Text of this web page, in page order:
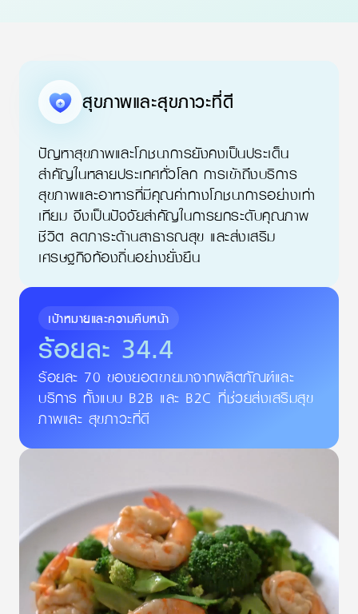
สุขภาพและสุขภาวะที่ดี
ปัญหาสุขภาพและโภชนาการยังคงเป็นประเด็น
สำคัญในหลายประเทศทั่วโลก การเข้าถึงบริการ
สุขภาพและอาหารที่มีคุณค่าทางโภชนาการอย่างเท่า
เทียม จึงเป็นปัจจัยสำคัญในการยกระดับคุณภาพ
ชีวิต ลดภาระด้านสาธารณสุข และส่งเสริม
เศรษฐกิจท้องถิ่นอย่างยั่งยืน
เป้าหมายและความคืบหน้า
ร้อยละ 34.4
ร้อยละ 70 ของยอดขายมาจากผลิตภัณฑ์และ
บริการ ทั้งแบบ B2B และ B2C ที่ช่วยส่งเสริมสุข
ภาพและ สุขภาวะที่ดี